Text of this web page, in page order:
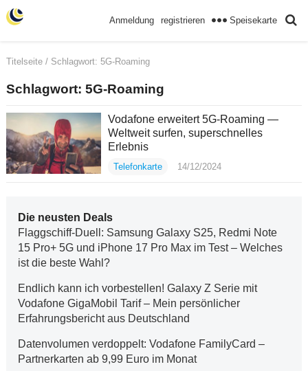
Anmeldung registrieren Speisekarte
Titelseite/ Schlagwort: 5G-Roaming
Schlagwort: 5G-Roaming
Vodafone erweitert 5G-Roaming —
Weltweit surfen, superschnelles
Erlebnis
Telefonkarte 14/12/2024
Die neusten Deals
Flaggschiff-Duell: Samsung Galaxy S25, Redmi Note
15 Pro+ 5G und iPhone 17 Pro Max im Test – Welches
ist die beste Wahl?
Endlich kann ich vorbestellen! Galaxy Z Serie mit
Vodafone GigaMobil Tarif – Mein persönlicher
Erfahrungsbericht aus Deutschland
Datenvolumen verdoppelt: Vodafone FamilyCard –
Partnerkarten ab 9,99 Euro im Monat